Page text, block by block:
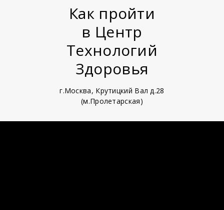
Как пройти
в Центр
Технологий
Здоровья
г.Москва, Крутицкий Вал д.28
(м.Пролетарская)